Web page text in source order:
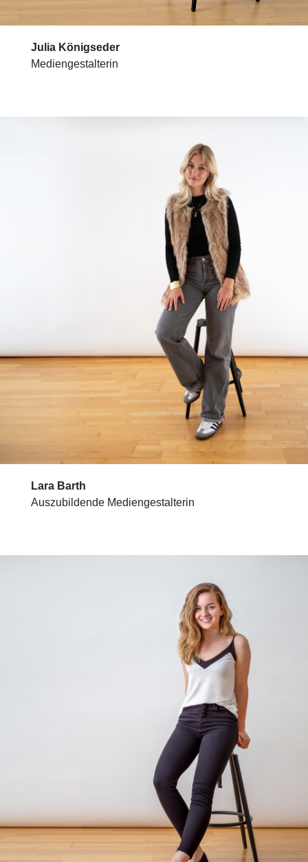
Julia Königseder
Mediengestalterin
Lara Barth
Auszubildende Mediengestalterin